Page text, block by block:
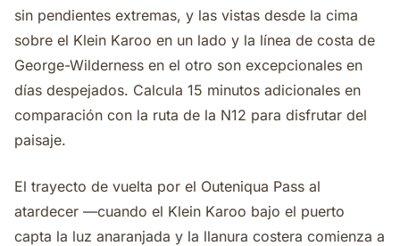
sin pendientes extremas, y las vistas desde la cima
sobre el Klein Karoo en un lado y la línea de costa de
George-Wilderness en el otro son excepcionales en
días despejados. Calcula 15 minutos adicionales en
comparación con la ruta de la N12 para disfrutar del
paisaje.
El trayecto de vuelta por el Outeniqua Pass al
atardecer —cuando el Klein Karoo bajo el puerto
capta la luz anaranjada y la llanura costera comienza a